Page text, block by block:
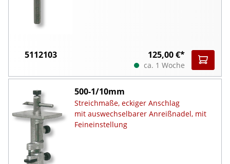
5112103 125,00 €*
ca. 1 Woche
500-1/10mm
Streichmaße, eckiger Anschlag
mit auswechselbarer Anreißnadel, mit
Feineinstellung